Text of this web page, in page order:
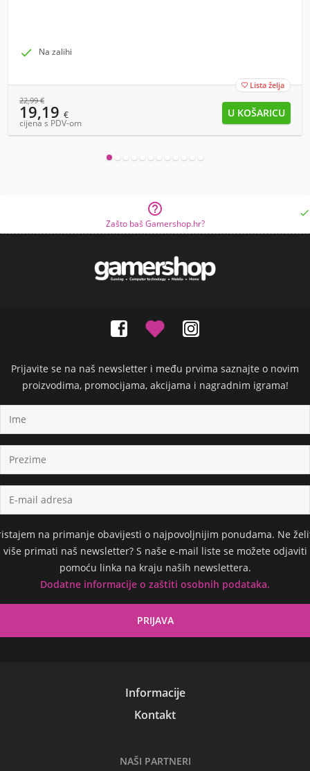
 Na zalihi
 Lista želja
22,99€
19,19 €
cijena s PDV-om

Zašto baš Gamershop.hr?

Prijavite se na naš newsletter i među prvima saznajte o novim
proizvodima, promocijama, akcijama i nagradnim igrama!
na primanje obavijesti o najpovoljnijim ponudama. Ne
više primati naš newsletter? S naše e-mail liste se možete odjaviti
pomoću linka na kraju naših newslettera.
Dodatne informacije o zaštiti osobnih podataka.
Informacije
Kontakt
NAŠI PARTNERI